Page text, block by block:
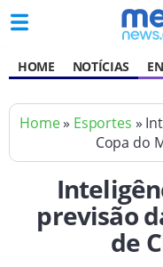
HOME NOTÍCIAS
Home» Esportes »
Copa do
previsão
de